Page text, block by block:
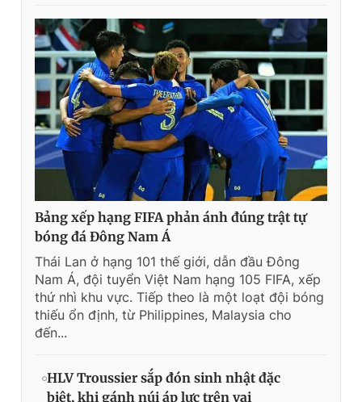
Bảng xếp hạng FIFA phản ánh đúng trật tự
bóng đá Đông Nam Á
Thái Lan ở hạng 101 thế giới, dẫn đầu Đông
Nam Á, đội tuyển Việt Nam hạng 105 FIFA, xếp
thứ nhì khu vực. Tiếp theo là một loạt đội bóng
thiếu ổn định, từ Philippines, Malaysia cho
đến...
HLV Troussier sắp đón sinh nhật đặc
biệt, khi gánh núi áp lực trên vai